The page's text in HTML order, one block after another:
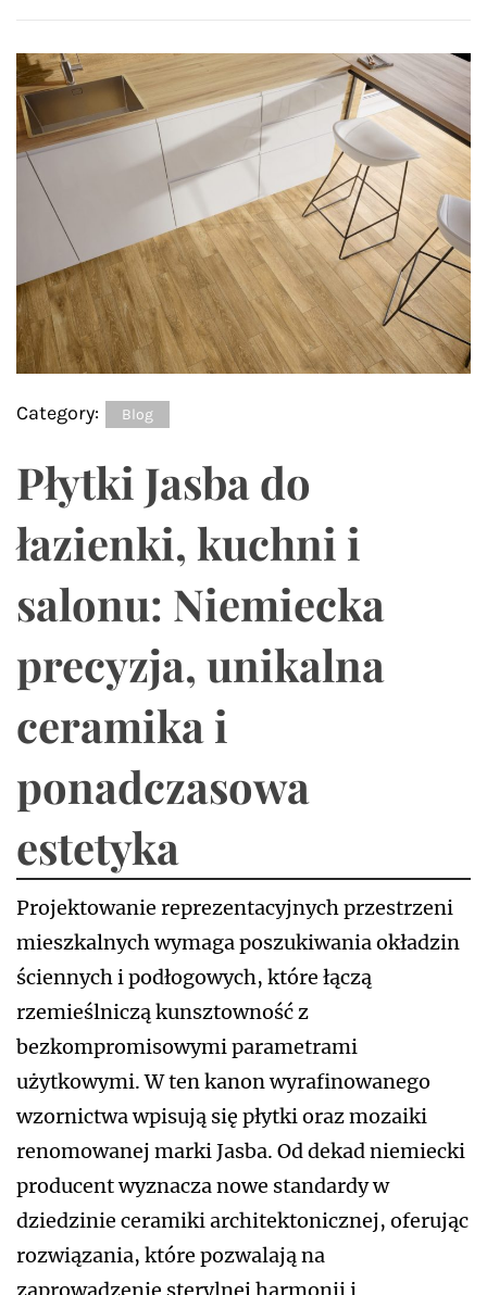
Category: Blog
Płytki Jasba do
łazienki, kuchni i
salonu: Niemiecka
precyzja, unikalna
ceramika i
ponadczasowa
estetyka
Projektowanie reprezentacyjnych przestrzeni
mieszkalnych wymaga poszukiwania okładzin
ściennych i podłogowych, które łączą
rzemieślniczą kunsztowność z
bezkompromisowymi parametrami
użytkowymi. W ten kanon wyrafinowanego
wzornictwa wpisują się płytki oraz mozaiki
renomowanej marki Jasba. Od dekad niemiecki
producent wyznacza nowe standardy w
dziedzinie ceramiki architektonicznej, oferując
rozwiązania, które pozwalają na